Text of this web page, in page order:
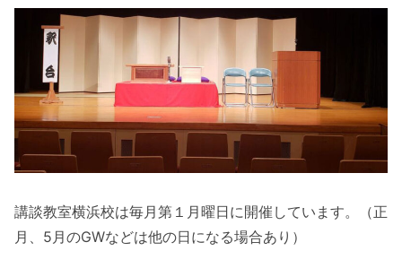
講談教室横浜校は毎月第１月曜日に開催しています。（正
月、5月のGWなどは他の日になる場合あり）